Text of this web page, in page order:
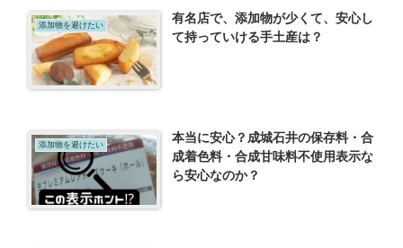
添加物を避けたい
有名店で、添加物が少くて、安心し
て持っていける手土産は？
添加物を避けたい
本当に安心？成城石井の保存料・合
成着色料・合成甘味料不使用表示な
ら安心なのか？